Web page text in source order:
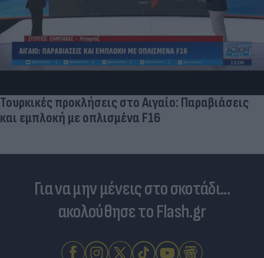
Δραματικός ο απολογισμός από τις μεγάλες
φωτιές - «Κόκκινα» 118 κτίρια σε 325 ελέγχους
Για να μην μένεις στο σκοτάδι...
ακολούθησε το Flash.gr